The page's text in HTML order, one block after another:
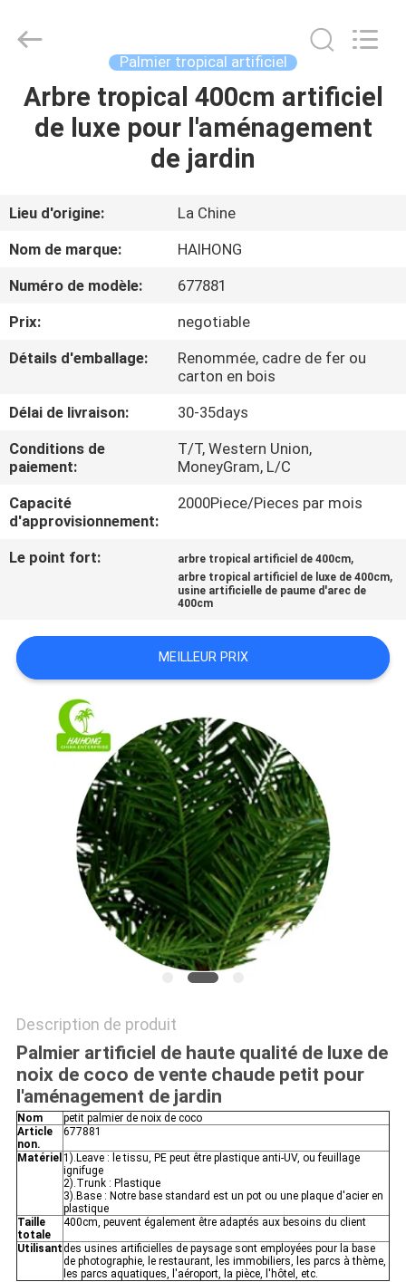
MAISON
VIDÉOS
PROPOS
DE
NOUS
VISITE
DE
L'USINE
CONTRÔLE
QUALITÉ
CONTACTEZ-
NOUS
NOUVELLES
AFFAIRES
DEMANDEZ
DU
SITE
POLITIQUE
DE
CONFIDENTIALITÉ
Crafts
Factory.
Developed
Palmier tropical artificiel
Arbre tropical 400cm artificiel
de luxe pour l'aménagement
de jardin
Lieu d'origine:
La Chine
Nom de marque:
HAIHONG
Numéro de modèle:
677881
Prix:
negotiable
Détails d'emballage:
Renommée, cadre de fer ou
carton en bois
Délai de livraison:
30-35days
Conditions de
paiement:
T/T, Western Union,
MoneyGram, L/C
Capacité
d'approvisionnement:
2000Piece/Pieces par mois
Le point fort: arbre tropical artificiel de 400cm,
arbre tropical artificiel de luxe de 400cm,
usine artificielle de paume d'arec de
400cm
MEILLEUR PRIX
Description de produit
Palmier artificiel de haute qualité de luxe de
noix de coco de vente chaude petit pour
l'aménagement de jardin
Nom
petit palmier de noix de coco
Article
non.
677881
Matériel 1).Leave : le tissu, PE peut être plastique anti-UV, ou feuillage
ignifuge
2).Trunk : Plastique
3).Base : Notre base standard est un pot ou une plaque d'acier en
plastique
Taille
totale
400cm, peuvent également être adaptés aux besoins du client
Utilisantdes usines artificielles de paysage sont employées pour la base
de photographie, le restaurant, les immobiliers, les parcs à thème,
les parcs aquatiques, l'aéroport, la pièce, l'hôtel, etc.